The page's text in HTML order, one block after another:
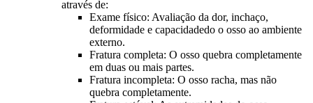
através de:
Exame físico: Avaliação da dor, inchaço,
deformidade e capacidadedo o osso ao ambiente
externo.
Fratura completa: O osso quebra completamente
em duas ou mais partes.
Fratura incompleta: O osso racha, mas não
quebra completamente.